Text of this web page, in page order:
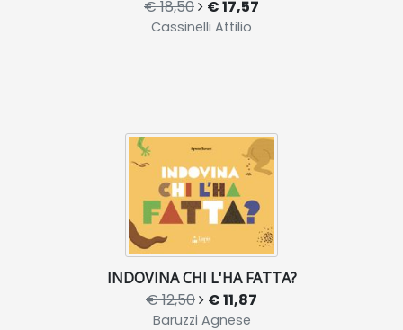
€ 18,50 € 17,57
Cassinelli Attilio
INDOVINA CHI L'HA FATTA?
€ 12,50 € 11,87
Baruzzi Agnese